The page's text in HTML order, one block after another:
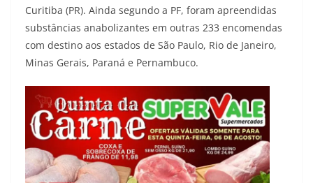
Curitiba (PR). Ainda segundo a PF, foram apreendidas
substâncias anabolizantes em outras 233 encomendas
com destino aos estados de São Paulo, Rio de Janeiro,
Minas Gerais, Paraná e Pernambuco.